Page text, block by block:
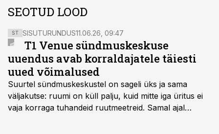
SEOTUD LOOD
ST SISUTURUNDUS11.06.26, 09:47
T1 Venue sündmuskeskuse
uuendus avab korraldajatele täiesti
uued võimalused
Suurtel sündmuskeskustel on sageli üks ja sama
väljakutse: ruumi on küll palju, kuid mitte iga üritus ei
vaja korraga tuhandeid ruutmeetreid. Samal ajal